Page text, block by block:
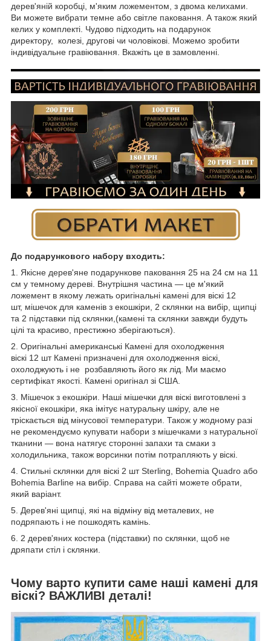
дерев'яній коробці, м'яким ложементом, з двома келихами.
Ви можете вибрати темне або світле паковання. А також який
келих у комплекті. Чудово підходить на подарунок
директору, колезі, другові чи чоловікові. Можемо зробити
індивідуальне гравіювання. Вкажіть це в замовленні.
До подарункового набору входить:
1. Якісне дерев'яне подарункове паковання 25 на 24 см на 11
см у темному дереві. Внутрішня частина — це м'який
ложемент в якому лежать оригінальні камені для віскі 12
шт, мішечок для каменів з екошкіри, 2 склянки на вибір, щипці
та 2 підставки під склянки,(камені та склянки завжди будуть
цілі та красиво, престижно зберігаються).
2. Оригінальні американські Камені для охолодження
віскі 12 шт Камені призначені для охолодження віскі,
охолоджують і не розбавляють його як лід. Ми маємо
сертифікат якості. Камені оригінал зі США.
3. Мішечок з екошкіри. Наші мішечки для віскі виготовлені з
якісної екошкіри, яка імітує натуральну шкіру, але не
тріскається від мінусової температури. Також у жодному разі
не рекомендуємо купувати набори з мішечками з натуральної
тканини — вона натягує сторонні запахи та смаки з
холодильника, також ворсинки потім потрапляють у віскі.
4. Стильні склянки для віскі 2 шт Sterling, Bohemia Quadro або
Bohemia Barline на вибір. Справа на сайті можете обрати,
який варіант.
5. Дерев'яні щипці, які на відміну від металевих, не
подряпають і не пошкодять камінь.
6. 2 дерев'яних костера (підставки) по склянки, щоб не
дряпати стіл і склянки.
Чому варто купити саме наші камені для
віскі? ВАЖЛИВІ деталі!